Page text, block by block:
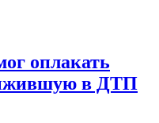
оплакать
в ДТП